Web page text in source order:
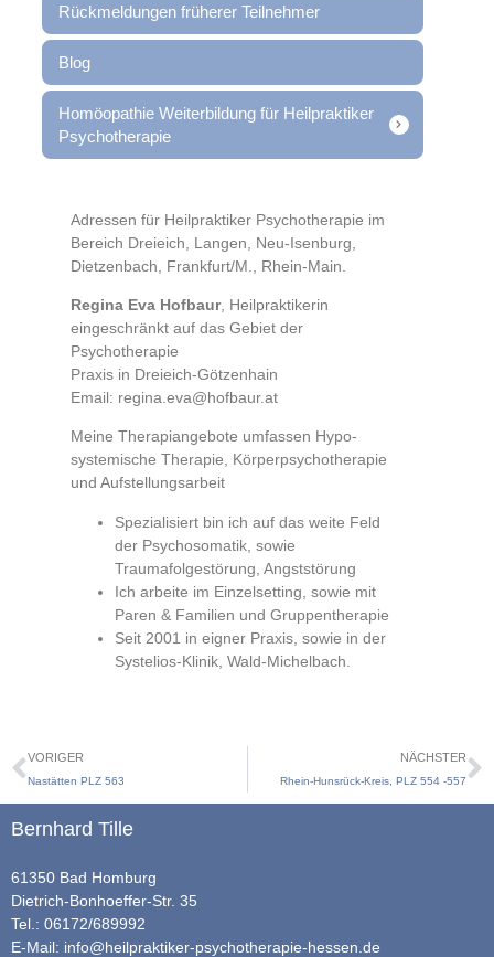
Rückmeldungen früherer Teilnehmer
Blog
Homöopathie Weiterbildung für Heilpraktiker
Psychotherapie
Adressen für Heilpraktiker Psychotherapie im
Bereich Dreieich, Langen, Neu-Isenburg,
Dietzenbach, Frankfurt/M., Rhein-Main.
Regina Eva Hofbaur, Heilpraktikerin
eingeschränkt auf das Gebiet der
Psychotherapie
Praxis in Dreieich-Götzenhain
Email: regina.eva@hofbaur.at
Meine Therapiangebote umfassen Hypo-
systemische Therapie, Körperpsychotherapie
und Aufstellungsarbeit
Spezialisiert bin ich auf das weite Feld
der Psychosomatik, sowie
Traumafolgestörung, Angststörung
Ich arbeite im Einzelsetting, sowie mit
Paren & Familien und Gruppentherapie
Seit 2001 in eigner Praxis, sowie in der
Systelios-Klinik, Wald-Michelbach.
VORIGER
Nastätten PLZ 563
NÄCHSTER
Rhein-Hunsrück-Kreis, PLZ 554 -557
Bernhard Tille
61350 Bad Homburg
Dietrich-Bonhoeffer-Str. 35
Tel.: 06172/689992
E-Mail: info@heilpraktiker-psychotherapie-hessen.de